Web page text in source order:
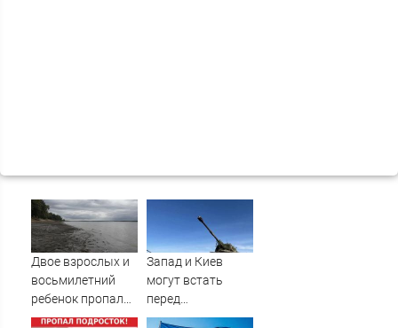
Двое взрослых и
восьмилетний
ребенок пропали
во время сплава
Запад и Киев
могут встать
перед
необходимостью